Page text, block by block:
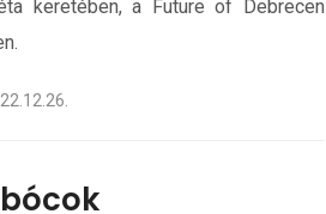
keretében, a Future of Debrecen